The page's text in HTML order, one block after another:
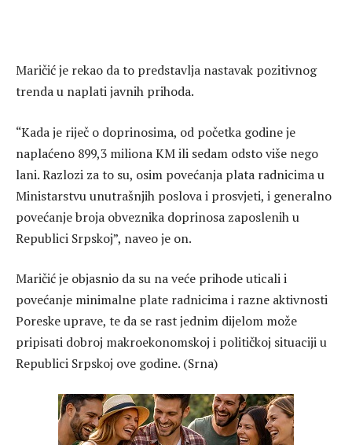
Maričić je rekao da to predstavlja nastavak pozitivnog
trenda u naplati javnih prihoda.
“Kada je riječ o doprinosima, od početka godine je
naplaćeno 899,3 miliona KM ili sedam odsto više nego
lani. Razlozi za to su, osim povećanja plata radnicima u
Ministarstvu unutrašnjih poslova i prosvjeti, i generalno
povećanje broja obveznika doprinosa zaposlenih u
Republici Srpskoj”, naveo je on.
Maričić je objasnio da su na veće prihode uticali i
povećanje minimalne plate radnicima i razne aktivnosti
Poreske uprave, te da se rast jednim dijelom može
pripisati dobroj makroekonomskoj i političkoj situaciji u
Republici Srpskoj ove godine. (Srna)